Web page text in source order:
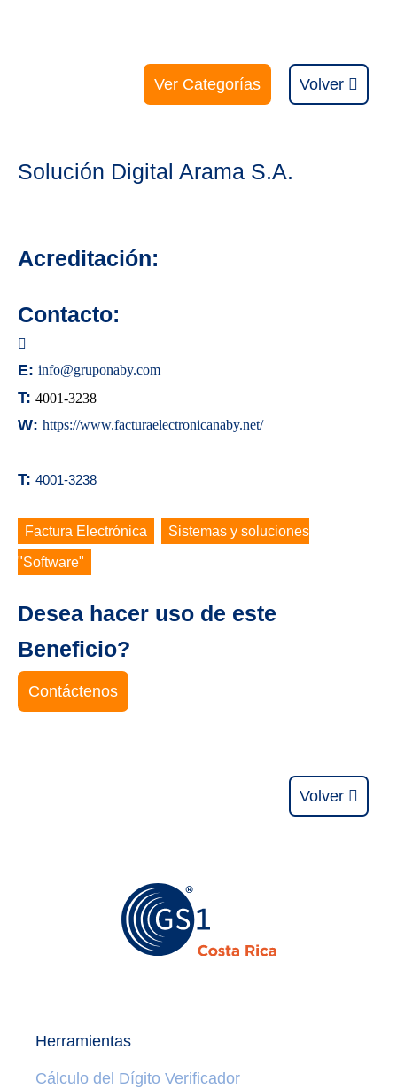
Ver Categorías Volver
Solución Digital Arama S.A.
Acreditación:
Contacto:
E: info@gruponaby.com
T: 4001-3238
W: https://www.facturaelectronicanaby.net/
T: 4001-3238
Factura Electrónica Sistemas y soluciones
"Software"
Desea hacer uso de este
Beneficio?
Contáctenos
Volver
Herramientas
Cálculo del Dígito Verificador